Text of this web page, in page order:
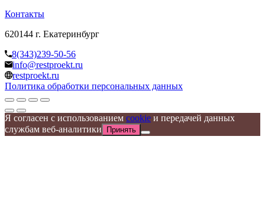
Контакты
620144 г. Екатеринбург
8(343)239-50-56
info@restproekt.ru
restproekt.ru
Политика обработки персональных данных
Я согласен с использованием cookie и передачей данных
службам веб-аналитики
Принять